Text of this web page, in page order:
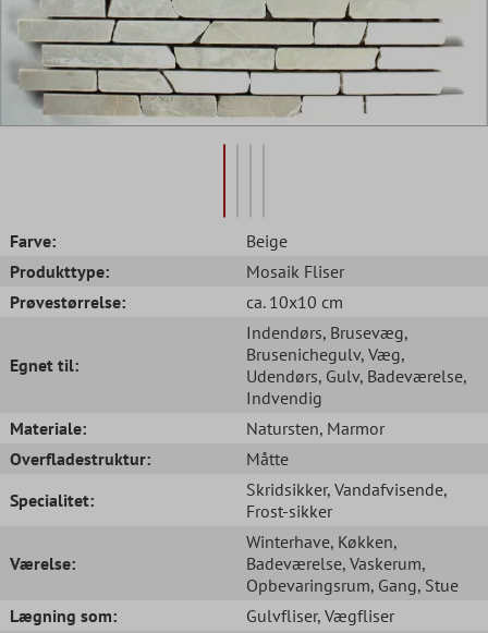
Farve:
Beige
Produkttype:
Mosaik Fliser
Prøvestørrelse:
ca. 10x10 cm
Egnet til:
Indendørs, Brusevæg,
Brusenichegulv, Væg,
Udendørs, Gulv, Badeværelse,
Indvendig
Materiale:
Natursten, Marmor
Overfladestruktur:
Måtte
Specialitet:
Skridsikker, Vandafvisende,
Frost-sikker
Værelse:
Winterhave, Køkken,
Badeværelse, Vaskerum,
Opbevaringsrum, Gang, Stue
Lægning som:
Gulvfliser, Vægfliser